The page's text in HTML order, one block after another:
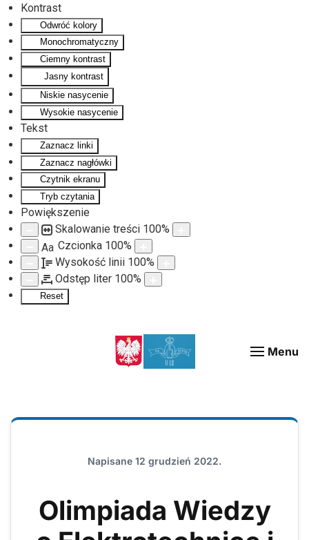
Kontrast
Odwróć kolory
Monochromatyczny
Ciemny kontrast
Jasny kontrast
Niskie nasycenie
Wysokie nasycenie
Tekst
Zaznacz linki
Zaznacz nagłówki
Czytnik ekranu
Tryb czytania
Powiększenie
Skalowanie treści 100%
Aa Czcionka 100%
Wysokość linii 100%
Odstęp liter 100%
Reset
Menu
Napisane 12 grudzień 2022.
Olimpiada Wiedzy